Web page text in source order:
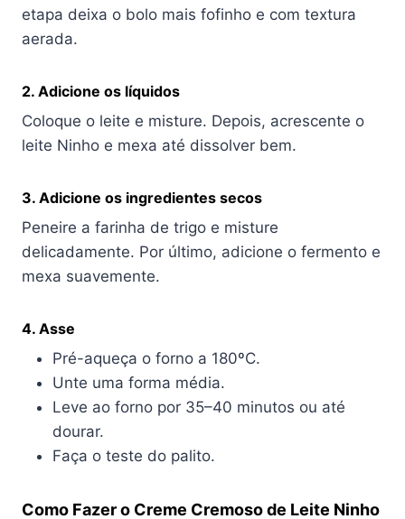
etapa deixa o bolo mais fofinho e com textura
aerada.
2. Adicione os líquidos
Coloque o leite e misture. Depois, acrescente o
leite Ninho e mexa até dissolver bem.
3. Adicione os ingredientes secos
Peneire a farinha de trigo e misture
delicadamente. Por último, adicione o fermento e
mexa suavemente.
4. Asse
Pré-aqueça o forno a 180ºC.
Unte uma forma média.
Leve ao forno por 35–40 minutos ou até
dourar.
Faça o teste do palito.
Como Fazer o Creme Cremoso de Leite Ninho